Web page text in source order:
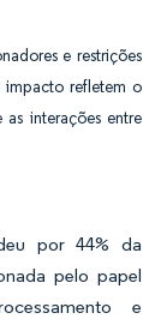
e restrições
impacto refletem o
interações entre
por 44% da
pelo papel
e